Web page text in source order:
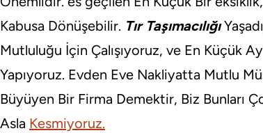
Kabusa Dönüşebilir. Tır Taşımacılığı
Mutluluğu İçin Çalışıyoruz, ve En Küçük
Yapıyoruz. Evden Eve Nakliyatta Mutlu
Büyüyen Bir Firma Demektir, Biz Bunları
Asla Kesmiyoruz.